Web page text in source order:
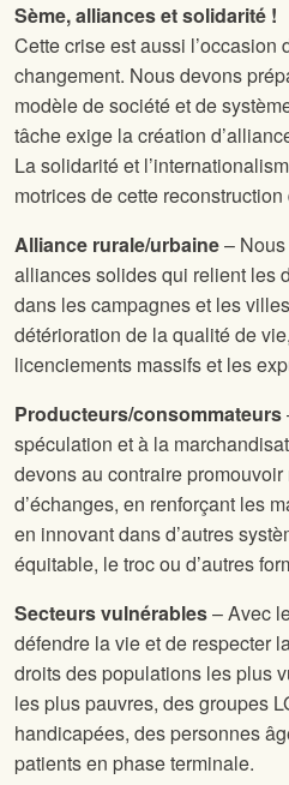
Sème, alliances et solidarité !
Cette crise est aussi
changement. Nous devons
modèle de société et de
tâche exige la création
La solidarité et
motrices de cette
Alliance rurale/urbaine–
alliances solides qui relient les
dans les campagnes et les
détérioration de la qualité de
licenciements massifs et les
Producteurs/consommateurs
spéculation et à la
devons au contraire
d’échanges, en renforçant les
en innovant dans d’autres
équitable, le troc ou d’autres
Secteurs vulnérables– Avec
défendre la vie et de respecter
droits des populations les plus
les plus pauvres, des groupes
handicapées, des personnes
patients en phase terminale.